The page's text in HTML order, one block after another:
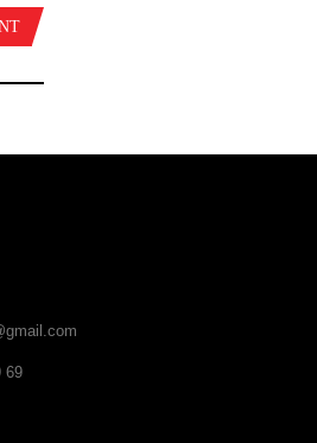
69